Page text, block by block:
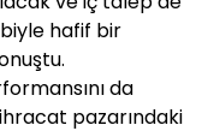
hafif bir
da
pazarındaki